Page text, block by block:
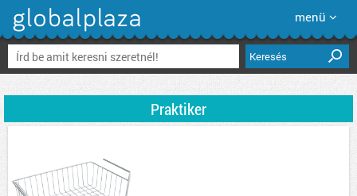
menü
Keresés
Praktiker